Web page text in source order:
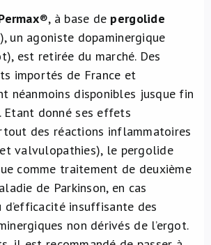
®, à base de pergolide
un agoniste dopaminergique
est retirée du marché. Des
importés de France et
néanmoins disponibles jusque fin
Etant donné ses effets
des réactions inflammatoires
valvulopathies), le pergolide
comme traitement de deuxième
de Parkinson, en cas
d’efficacité insuffisante des
non dérivés de l’ergot.